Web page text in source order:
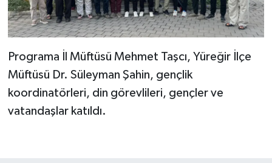
Programa İl Müftüsü Mehmet Taşcı, Yüreğir İlçe
Müftüsü Dr. Süleyman Şahin, gençlik
koordinatörleri, din görevlileri, gençler ve
vatandaşlar katıldı.
Kilis Müftülüğü
Kırıkkale Müftülüğü
Kırklareli Müftülüğü
Kırşehir Müftülüğü